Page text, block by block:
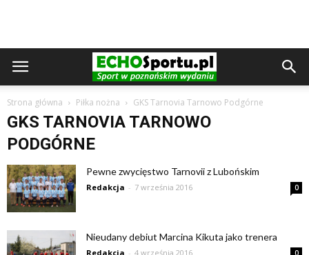
Strona główna Piłka nożna GKS Tarnovia Tarnowo Podgórne
GKS TARNOVIA TARNOWO
PODGÓRNE
Pewne zwycięstwo Tarnovii z Lubońskim
Redakcja - 7 września 2016 0
Nieudany debiut Marcina Kikuta jako trenera
Redakcja - 4 września 2016 0